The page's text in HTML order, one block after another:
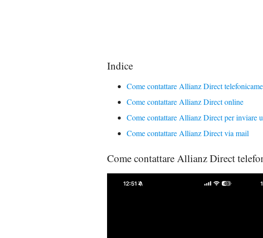
Indice
Come contattare Allianz Direct
Come contattare Allianz Direct online
Come contattare Allianz Direct per inviare
Come contattare Allianz Direct via mail
Come contattare Allianz Direct